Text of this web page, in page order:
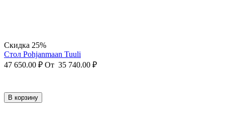
Скидка 25%
Стол Pohjanmaan Tuuli
47 650.00 ₽ От 35 740.00 ₽
В корзину